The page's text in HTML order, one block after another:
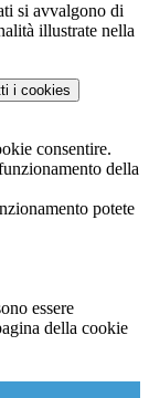
si avvalgono di
illustrate nella
i cookies
consentire.
della
potete
essere
della cookie